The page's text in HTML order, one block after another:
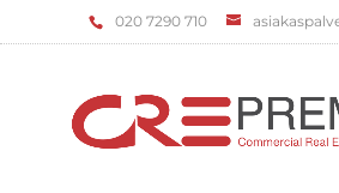
‌020 7290 710